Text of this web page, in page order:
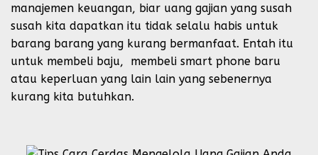
manajemen keuangan, biar uang gajian yang susah
susah kita dapatkan itu tidak selalu habis untuk
barang barang yang kurang bermanfaat. Entah itu
untuk membeli baju, membeli smart phone baru
atau keperluan yang lain lain yang sebenernya
kurang kita butuhkan.